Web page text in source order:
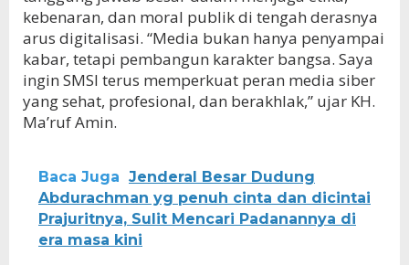
kebenaran, dan moral publik di tengah derasnya
arus digitalisasi. “Media bukan hanya penyampai
kabar, tetapi pembangun karakter bangsa. Saya
ingin SMSI terus memperkuat peran media siber
yang sehat, profesional, dan berakhlak,” ujar KH.
Ma’ruf Amin.
Baca Juga Jenderal Besar Dudung
Abdurachman yg penuh cinta dan dicintai
Prajuritnya, Sulit Mencari Padanannya di
era masa kini